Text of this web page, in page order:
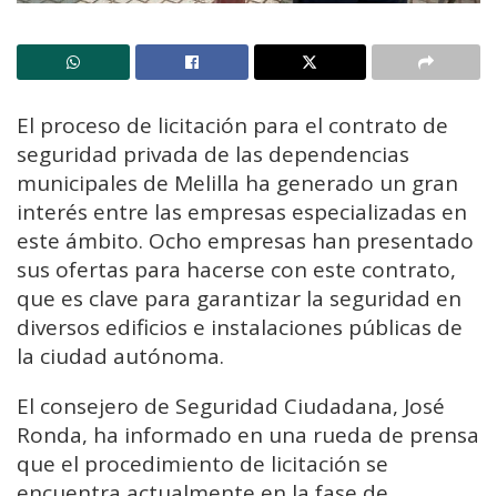
El proceso de licitación para el contrato de
seguridad privada de las dependencias
municipales de Melilla ha generado un gran
interés entre las empresas especializadas en
este ámbito. Ocho empresas han presentado
sus ofertas para hacerse con este contrato,
que es clave para garantizar la seguridad en
diversos edificios e instalaciones públicas de
la ciudad autónoma.
El consejero de Seguridad Ciudadana, José
Ronda, ha informado en una rueda de prensa
que el procedimiento de licitación se